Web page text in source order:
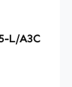
3/15-L/A3C